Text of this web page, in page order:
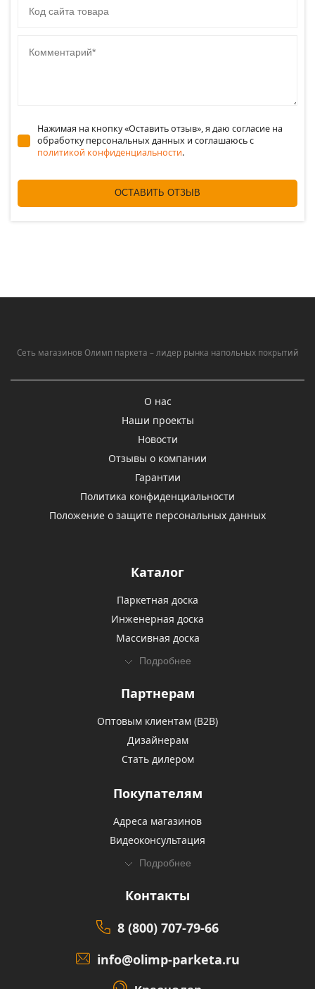
Нажимая на кнопку «Оставить отзыв», я даю согласие на
обработку персональных данных и соглашаюсь c
политикой конфиденциальности.
ОСТАВИТЬ ОТЗЫВ
Сеть магазинов Олимп паркета – лидер рынка напольных покрытий
О нас
Наши проекты
Новости
Отзывы о компании
Гарантии
Политика конфиденциальности
Положение о защите персональных данных
Каталог
Паркетная доска
Инженерная доска
Массивная доска
Подробнее
Партнерам
Оптовым клиентам (В2В)
Дизайнерам
Стать дилером
Покупателям
Адреса магазинов
Видеоконсультация
Подробнее
Контакты
8 (800) 707-79-66
info@olimp-parketa.ru